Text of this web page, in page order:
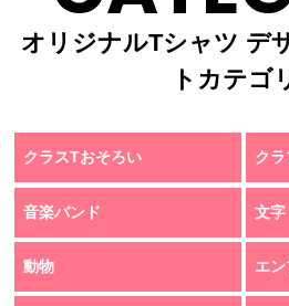
オリジナルTシャツ デ
トカテゴ
クラスTおそろい ク
音楽バンド 文字
動物 エ